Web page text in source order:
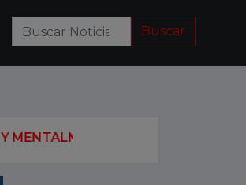
Buscar
EL MOSSAD Y LA CIA TRABAJAN